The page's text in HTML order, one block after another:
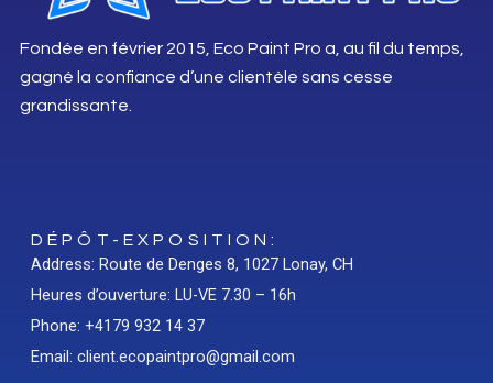
Fondée en février 2015, Eco Paint Pro a, au fil du temps,
gagné la confiance d’une clientèle sans cesse
grandissante.
DÉPÔT-EXPOSITION:
Address: Route de Denges 8, 1027 Lonay, CH
Heures d’ouverture: LU-VE 7.30 – 16h
Phone: +4179 932 14 37
Email: client.ecopaintpro@gmail.com